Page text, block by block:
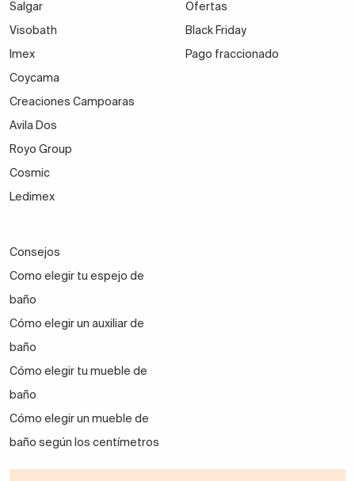
Salgar
Visobath
Imex
Coycama
Creaciones Campoaras
Avila Dos
Royo Group
Cosmic
Ledimex
Ofertas
Black Friday
Pago fraccionado
Consejos
Como elegir tu espejo de
baño
Cómo elegir un auxiliar de
baño
Cómo elegir tu mueble de
baño
Cómo elegir un mueble de
baño según los centímetros